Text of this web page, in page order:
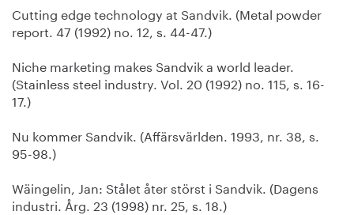
Cutting edge technology at Sandvik. (Metal powder
report. 47 (1992) no. 12, s. 44-47.)
Niche marketing makes Sandvik a world leader.
(Stainless steel industry. Vol. 20 (1992) no. 115, s. 16-
17.)
Nu kommer Sandvik. (Affärsvärlden. 1993, nr. 38, s.
95-98.)
Wäingelin, Jan: Stålet åter störst i Sandvik. (Dagens
industri. Årg. 23 (1998) nr. 25, s. 18.)